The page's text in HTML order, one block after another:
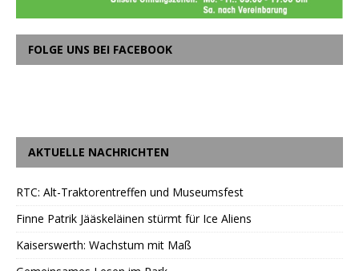
FOLGE UNS BEI FACEBOOK
AKTUELLE NACHRICHTEN
RTC: Alt-Traktorentreffen und Museumsfest
Finne Patrik Jääskeläinen stürmt für Ice Aliens
Kaiserswerth: Wachstum mit Maß